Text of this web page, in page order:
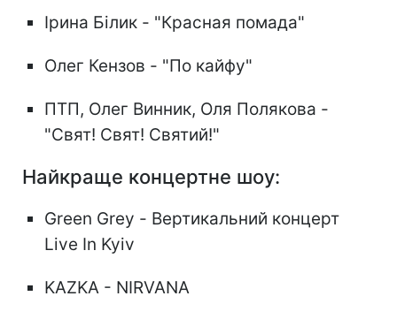
Ірина Білик - "Красная помада"
Олег Кензов - "По кайфу"
ПТП, Олег Винник, Оля Полякова -
"Свят! Свят! Святий!"
Найкраще концертне шоу:
Green Grey - Вертикальний концерт
Live In Kyiv
KAZKA - NIRVANA